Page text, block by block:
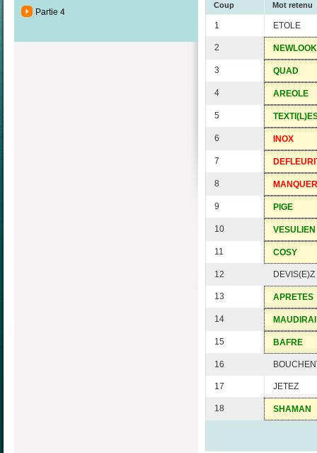
Partie 4
Coup Mot retenu
1 ETOLE
2 NEWLOOK
3 QUAD
4 AREOLE
5
6 INOX
7
8 MANQUER
9 PIGE
10 VESULIEN
11 COSY
12 DEVIS(E)Z
13 APRETES
14 MAUDIRAI
15 BAFRE
16
17 JETEZ
18 SHAMAN